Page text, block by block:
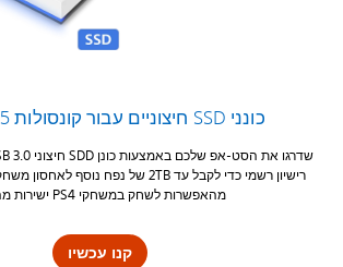
כונני SSD חיצוניים עבור קונסולות PS5 ו-PS4
מהאפשרות לשחק במשחקי PS4 ישירות מהכונן.
קנו עכשיו